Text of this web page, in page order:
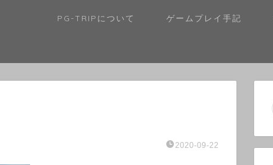
PG-TRIPについて ゲームプレイ手記
2020-09-22